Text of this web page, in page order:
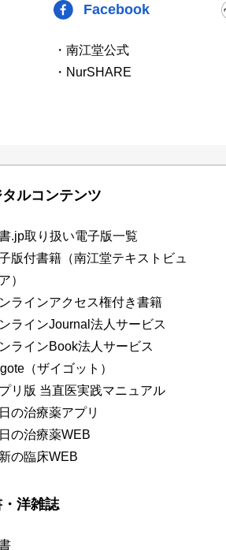
Facebook
・南江堂公式
・NurSHARE
ルコンテンツ
.jp取り扱い電子版一覧
版付書籍（南江堂テキストビュ
）
ラインアクセス権付き書籍
ラインJournal法人サービス
ラインBook法人サービス
（ザイゴット）
リ版 当直医実践マニュアル
の治療薬アプリ
の治療薬WEB
の臨床WEB
洋雑誌